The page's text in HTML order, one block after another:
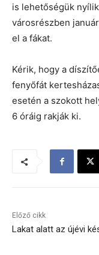
is lehetőségük
városrészben
el a fákat.
Kérik, hogy a
fenyőfát
esetén a szokott
6 óráig rakják ki.
Előző cikk
Lakat alatt az újévi